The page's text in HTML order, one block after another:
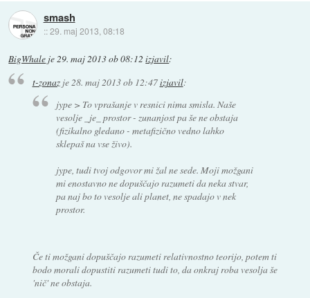
smash
::29. maj 2013, 08:18
BigWhale je29. maj 2013 ob 08:12 izjavil:
t-zonazje 28. maj 2013 ob 12:47izjavil:
jype > To vprašanje v resnici nima smisla. Naše
vesolje _je_ prostor - zunanjost pa še ne obstaja
(fizikalno gledano - metafizično vedno lahko
sklepaš na vse živo).
jype, tudi tvoj odgovor mi žal ne sede. Moji možgani
mi enostavno ne dopuščajo razumeti da neka stvar,
pa naj bo to vesolje ali planet, ne spadajo v nek
prostor.
Če ti možgani dopuščajo razumeti relativnostno teorijo, potem ti
bodo morali dopustiti razumeti tudi to, da onkraj roba vesolja še
'nič' ne obstaja.